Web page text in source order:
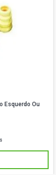
HATCH 1.0 16V
HATCH 1.0
HATCH 1.0 16V
- 2002)
HATCH 1.0
HATCH 1.0
- 2003)
Esquerdo Ou